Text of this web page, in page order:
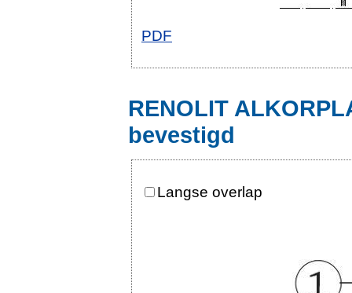
PDF
RENOLIT
bevestigd
Langse overlap